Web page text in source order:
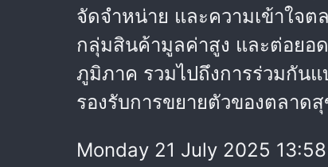
จัดจำหน่าย และความเข้าใจ
กลุ่มสินค้ามูลค่าสูง และต่อยอ
ภูมิภาค รวมไปถึงการร่วมกัน
รองรับการขยายตัวของตลาด
Monday 21 July 2025 13:58